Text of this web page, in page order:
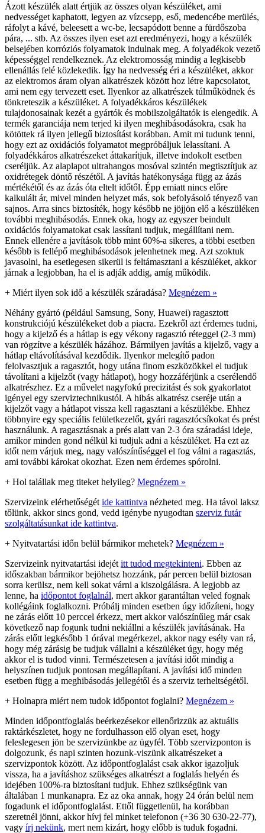
Ázott készülék alatt értjük az összes olyan készüléket, ami
nedvességet kaphatott, legyen az vízcsepp, eső, medencébe merülés,
ráfolyt a kávé, beleesett a wc-be, lecsapódott benne a fürdőszoba
pára, ... stb. Az összes ilyen eset azt eredményezi, hogy a készülék
belsejében korróziós folyamatok indulnak meg. A folyadékok vezető
képességgel rendelkeznek. Az elektromosság mindig a legkisebb
ellenállás felé közlekedik. Így ha nedvesség éri a készüléket, akkor
az elektromos áram olyan alkatrészek között hoz létre kapcsolatot,
ami nem egy tervezett eset. Ilyenkor az alkatrészek túlműködnek és
tönkreteszik a készüléket. A folyadékkáros készülékek
tulajdonosainak kezét a gyártók és mobilszolgáltatók is elengedik. A
termék garanciája nem terjed ki ilyen meghibásodásokra, csak ha
kötöttek rá ilyen jellegű biztosítást korábban. Amit mi tudunk tenni,
hogy ezt az oxidációs folyamatot megpróbáljuk lelassítani. A
folyadékkáros alkatrészeket áttakarítjuk, illetve indokolt esetben
cseréljük. Az alaplapot ultrahangos mosóval szintén megtisztítjuk az
oxidrétegek döntő részétől. A javítás hatékonysága függ az ázás
mértékétől és az ázás óta eltelt időtől. Épp emiatt nincs előre
kalkulált ár, mivel minden helyzet más, sok befolyásoló tényező van
sajnos. Arra sincs biztosíték, hogy később ne jöjjön elő a készüléken
további meghibásodás. Ennek oka, hogy az egyszer beindult
oxidációs folyamatokat csak lassítani tudjuk, megállítani nem.
Ennek ellenére a javítások több mint 60%-a sikeres, a többi esetben
később is fellépő meghibásodások jelenhetnek meg. Azt szoktuk
javasolni, ha esetlegesen sikerül is feltámasztani a készüléket, akkor
járnak a legjobban, ha el is adják addig, amíg működik.
+ Miért ilyen sok idő a készülék száradása? Megnézem »
Néhány gyártó (például Samsung, Sony, Huawei) ragasztott
konstrukciójú készülékeket dob a piacra. Ezekről azt érdemes tudni,
hogy a kijelző és a hátlap is egy vékony ragasztó réteggel (2-3 mm)
van rögzítve a készülék házához. Bármilyen javítás a kijelző, vagy a
hátlap eltávolításával kezdődik. Ilyenkor melegítő padon
felolvasztjuk a ragasztót, hogy utána finom eszközökkel el tudjuk
távolítani a kijelzőt (vagy hátlapot), hogy hozzáférjünk a cserélendő
alkatrészhez. Ez a művelet nagyfokú precizitást és sok gyakorlatot
igényel egy szerviztechnikustól. A hibás alkatrész cseréje után a
kijelzőt vagy a hátlapot vissza kell ragasztani a készülékbe. Ehhez
többnyire egy speciális felületkezelőt, gyári ragasztócsíkokat és prést
használunk. A ragasztásnak a prés alatt van 2-3 óra száradási ideje,
amikor minden gond nélkül ki tudjuk adni a készüléket. Ha ezt az
időt nem várjuk meg, nagy valószínűséggel el fog válni a ragasztás,
ami további károkat okozhat. Ezen nem érdemes spórolni.
+ Hol talállak meg titeket helyileg? Megnézem »
Szervizeink elérhetőségét ide kattintva nézheted meg. Ha távol laksz
tőlünk, akkor sincs gond, vedd igénybe nyugodtan szerviz futár
szolgáltatásunkat ide kattintva.
+ Nyitvatartási időn belül bármikor mehetek? Megnézem »
Szervizeink nyitvatartási idejét itt tudod megtekinteni. Ebben az
időszakban bármikor bejöhetsz hozzánk, pár percen belül biztosan
sorra kerülsz, nem kell sokat várni a kiszolgálásra. A legjobb az
lenne, ha időpontot foglalnál, mert akkor garantáltan veled fognak
kollégáink foglalkozni. Próbálj minden esetben úgy időzíteni, hogy
ne zárás előtt 10 perccel érkezz, mert akkor valószínűleg már csak
következő nap fogunk tudni nekiállni a készülék javításának. Ha
zárás előtt legkésőbb 1 órával megérkezel, akkor nagy esély van rá,
hogy még zárásig be tudjuk vállalni a készüléket úgy, hogy még
akkor el is tudod vinni. Természetesen a javítási időt mindig a
helyszínen tudjuk pontosan megállapítani. A javítási idő minden
esetben függ a meghibásodás jellegétől és a szerviz terheltségétől.
+ Holnapra miért nem tudok időpontot foglalni? Megnézem »
Minden időpontfoglalás beérkezésekor ellenőrizzük az aktuális
raktárkészletet, hogy ne fordulhasson elő olyan eset, hogy
feleslegesen jön be szervizünkbe az ügyfél. Több szervizponton is
dolgozunk, és napi szinten hozunk-viszünk alkatrészeket a
szervizpontok között. Az időpontfoglalást csak akkor igazoljuk
vissza, ha a javításhoz szükséges alkatrészt a foglalás helyén és
idejében 100%-ra biztosítani tudjuk. Ehhez szükségünk van
általában 1 munkanapra. Ez az oka annak, hogy 24 órán belül nem
fogadunk el időpontfoglalást. Ettől függetlenül, ha korábban
szeretnél jönni, akkor hívj fel minket telefonon (+36 30 630-22-77),
vagy írj nekünk, mert nem kizárt, hogy előbb is tuduk fogadni.